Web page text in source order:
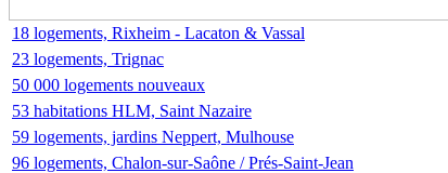
18 logements, Rixheim - Lacaton & Vassal
23 logements, Trignac
50 000 logements nouveaux
53 habitations HLM, Saint Nazaire
59 logements, jardins Neppert, Mulhouse
96 logements, Chalon-sur-Saône / Prés-Saint-Jean